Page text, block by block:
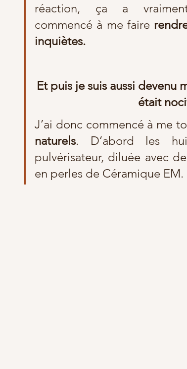
réaction, ça a
commencé à me faire
inquiètes.
Et puis je suis aussi devenu
était
J’ai donc commencé à me
naturels. D’abord les
pulvérisateur, diluée avec
en perles de Céramique EM.